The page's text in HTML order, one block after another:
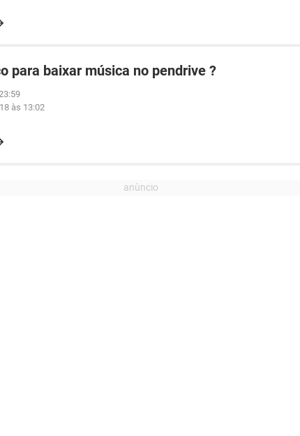
para baixar música no pendrive ?
às 13:02